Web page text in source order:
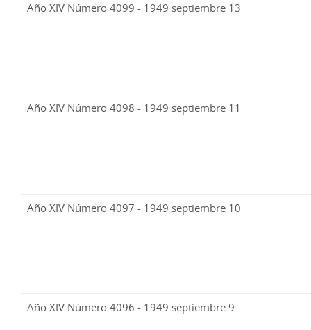
Año XIV Número 4099 - 1949 septiembre 13
Año XIV Número 4098 - 1949 septiembre 11
Año XIV Número 4097 - 1949 septiembre 10
Año XIV Número 4096 - 1949 septiembre 9